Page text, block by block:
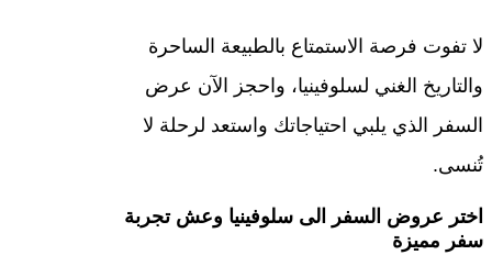
لا تفوت فرصة الاستمتاع بالطبيعة الساحرة
والتاريخ الغني لسلوفينيا، واحجز الآن عرض
السفر الذي يلبي احتياجاتك واستعد لرحلة لا
تُنسى.
اختر عروض السفر الى سلوفينيا وعش تجربة
سفر مميزة